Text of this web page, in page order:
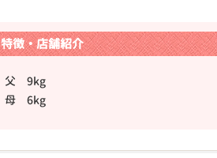
特徴・店舗紹介
父 9kg
母 6kg